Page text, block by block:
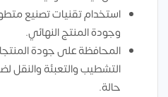
استخدام تقنيات تصنيع
وجودة المنتج النهائي.
المحافظة على جودة
التشطيب والتعبئة والنقل
حالة.